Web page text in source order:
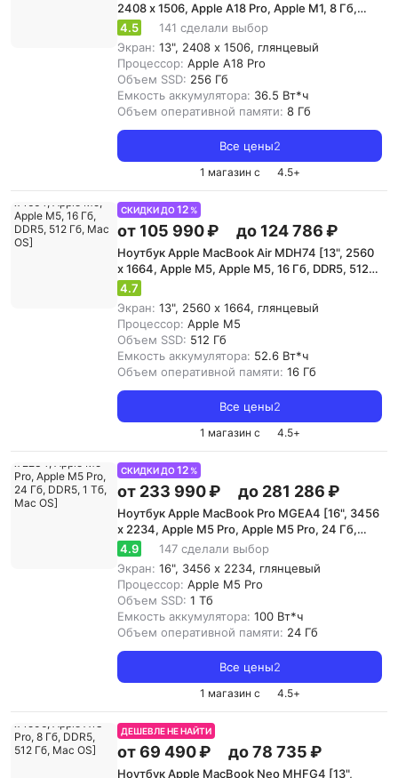
2408 x 1506, Apple A18 Pro, Apple M1, 8 Гб,
DDR5, 256 Гб, Mac OS]
4.5
141 сделали выбор
Экран: 13", 2408 x 1506, глянцевый
Процессор: Apple A18 Pro
Объем SSD: 256 Гб
Емкость аккумулятора: 36.5 Вт*ч
Объем оперативной памяти: 8 Гб
Все цены2
1 магазин с 4.5+
СКИДКИ ДО12 %
от 105 990 ₽ до 124 786 ₽
Ноутбук Apple MacBook Air MDH74 [13", 2560
x 1664, Apple M5, Apple M5, 16 Гб, DDR5, 512
Гб, Mac OS]
4.7
Экран: 13", 2560 x 1664, глянцевый
Процессор: Apple M5
Объем SSD: 512 Гб
Емкость аккумулятора: 52.6 Вт*ч
Объем оперативной памяти: 16 Гб
Все цены2
1 магазин с 4.5+
СКИДКИ ДО12 %
от 233 990 ₽ до 281 286 ₽
Ноутбук Apple MacBook Pro MGEA4 [16", 3456
x 2234, Apple M5 Pro, Apple M5 Pro, 24 Гб,
DDR5, 1 Тб, Mac OS]
4.9
147 сделали выбор
Экран: 16", 3456 x 2234, глянцевый
Процессор: Apple M5 Pro
Объем SSD: 1 Тб
Емкость аккумулятора: 100 Вт*ч
Объем оперативной памяти: 24 Гб
Все цены2
1 магазин с 4.5+
ДЕШЕВЛЕ НЕ НАЙТИ
от 69 490 ₽ до 78 735 ₽
Ноутбук Apple MacBook Neo MHFG4 [13",